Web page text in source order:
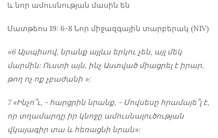
և նոր ամուսնության մասին են
Մատթեոս 19: 6-8 Նոր միջազգային տարբերակ (NIV)
«6 Այսպիսով, նրանք այլևս երկու չեն, այլ մեկ
մարմին: Ուստի այն, ինչ Աստված միացրել է իրար,
թող ոչ ոք չբաժանի »:
7 «Ինչո՞ւ, - հարցրին նրանք, - Մովսեսը հրամայե՞լ է,
որ տղամարդը իր կնոջը ամուսնալուծության
վկայագիր տա և հեռացնի նրան»: